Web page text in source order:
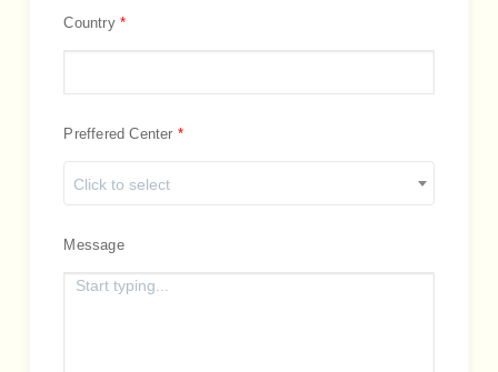
Country
Preffered Center
Click to select
Message